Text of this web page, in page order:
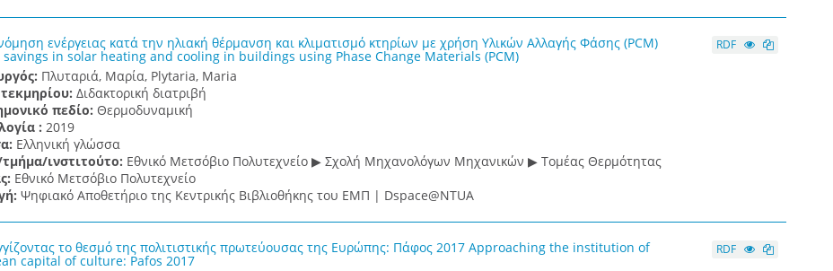
ενέργειας κατά την ηλιακή θέρμανση και κλιματισμό κτηρίων με χρήση Υλικών Αλλαγής Φάσης (PCM)
savings in solar heating and cooling in buildings using Phase Change Materials (PCM)
Πλυταριά, Μαρία, Plytaria, Maria
Διδακτορική διατριβή
πεδίο: Θερμοδυναμική
: 2019
Ελληνική γλώσσα
ινστιτούτο: Εθνικό Μετσόβιο Πολυτεχνείο ▶ Σχολή Μηχανολόγων Μηχανικών ▶ Τομέας Θερμότητας
Εθνικό Μετσόβιο Πολυτεχνείο
Ψηφιακό Αποθετήριο της Κεντρικής Βιβλιοθήκης του ΕΜΠ | Dspace@NTUA
RDF
το θεσμό της πολιτιστικής πρωτεύουσας της Ευρώπης: Πάφος 2017 Approaching the institution of
capital of culture: Pafos 2017
RDF